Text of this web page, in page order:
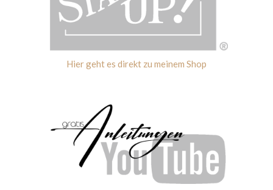
Hier geht es direkt zu meinem Shop